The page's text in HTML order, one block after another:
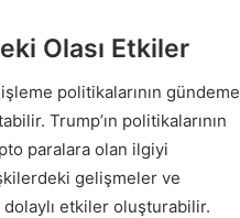
Olası Etkiler
politikalarının gündeme
Trump’ın politikalarının
paralara olan ilgiyi
gelişmeler ve
etkiler oluşturabilir.